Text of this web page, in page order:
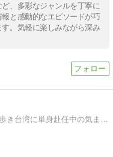
、多彩なジャンルを丁寧に
と感動的なエピソードが巧
。気軽に楽しみながら深み